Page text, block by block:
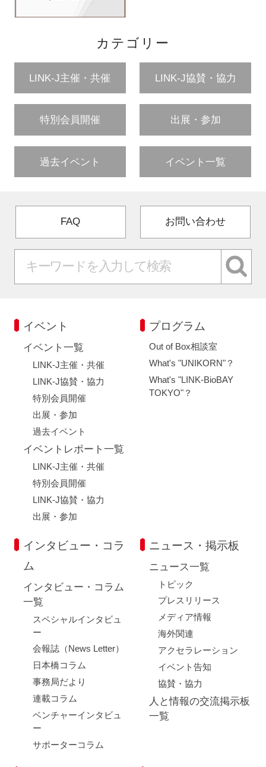
カテゴリー
LINK-J主催・共催 LINK-J協賛・協力
特別会員開催 出展・参加
過去イベント イベント一覧
FAQ お問い合わせ
イベント
イベント一覧
LINK-J主催・共催
LINK-J協賛・協力
特別会員開催
出展・参加
過去イベント
イベントレポート一覧
LINK-J主催・共催
特別会員開催
LINK-J協賛・協力
出展・参加
プログラム
Out of Box相談室
What's "UNIKORN"？
What's "LINK-BioBAY
TOKYO"？
インタビュー・コラ
ム
インタビュー・コラム
一覧
スペシャルインタビュ
ー
会報誌（News Letter）
日本橋コラム
事務局だより
連載コラム
ベンチャーインタビュ
ー
サポーターコラム
ニュース・掲示板
ニュース一覧
トピック
プレスリリース
メディア情報
海外関連
アクセラレーション
イベント告知
協賛・協力
人と情報の交流掲示板
一覧